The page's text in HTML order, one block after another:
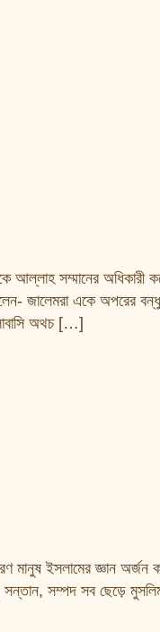
আল্লাহ সম্মানের
জালেমরা একে অপরের
অথচ […]
ইসলামের জ্ঞান অর্জন
সম্পদ সব ছেড়ে